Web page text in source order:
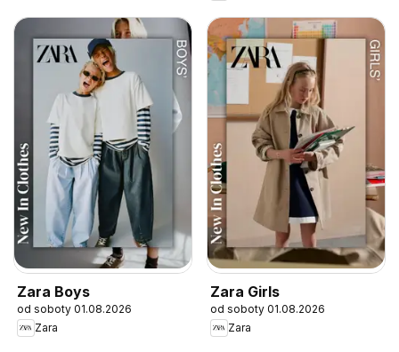
Zara Boys
od soboty 01.08.2026
Zara
Zara Girls
od soboty 01.08.2026
Zara